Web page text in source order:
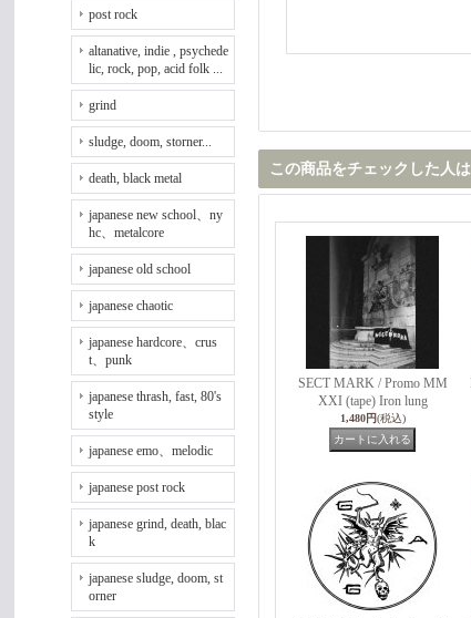
post rock
altanative, indie , psychede
lic, rock, pop, acid folk ...
grind
sludge, doom, storner...
death, black metal
japanese new school、ny
hc、metalcore
japanese old school
japanese chaotic
japanese hardcore、crus
t、punk
japanese thrash, fast, 80's
style
japanese emo、melodic
japanese post rock
japanese grind, death, blac
k
japanese sludge, doom, st
orner
この商品をチェックした人
SECT MARK / Promo MM
XXI (tape) Iron lung
1,480円(税込)